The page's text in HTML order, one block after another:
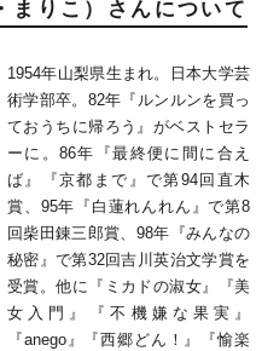
まりこ）さんについて
1954年山梨県生まれ。日本大学芸
術学部卒。82年『ルンルンを買っ
ておうちに帰ろう』がベストセラ
ーに。86年『最終便に間に合え
ば』『京都まで』で第94回直木
賞、95年『白蓮れんれん』で第8
回柴田錬三郎賞、98年『みんなの
秘密』で第32回吉川英治文学賞を
受賞。他に『ミカドの淑女』『美
女入門』『不機嫌な果実』
『anego』『西郷どん！』『愉楽